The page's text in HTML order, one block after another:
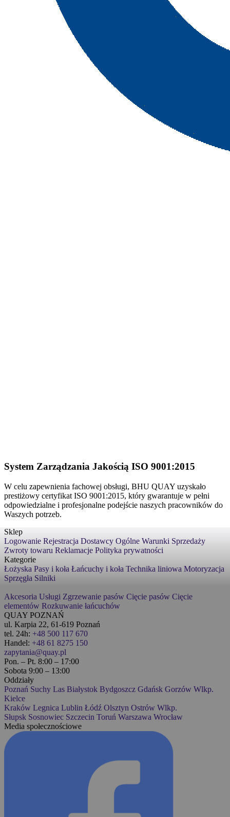
System Zarządzania Jakością ISO 9001:2015
W celu zapewnienia fachowej obsługi, BHU QUAY uzyskało
prestiżowy certyfikat ISO 9001:2015, który gwarantuje w pełni
odpowiedzialne i profesjonalne podejście naszych pracowników do
Waszych potrzeb.
Sklep
Logowanie Rejestracja Dostawcy Ogólne Warunki Sprzedaży
Zwroty towaru Reklamacje Polityka prywatności
Kategorie
Łożyska Pasy i koła Łańcuchy i koła Technika liniowa Motoryzacja
Sprzęgła Silniki
Akcesoria Usługi Zgrzewanie pasów Cięcie pasów Cięcie
elementów Rozkuwanie łańcuchów
QUAY POZNAŃ
ul. Karpia 22, 61-619 Poznań
tel. 24h: +48 500 117 670
Handel: +48 61 8275 150
zapytania@quay.pl
Pon. – Pt. 8:00 – 17:00
Sobota 9:00 – 13:00
Oddziały
Poznań Suchy Las Białystok Bydgoszcz Gdańsk Gorzów Wlkp.
Kielce
Kraków Legnica Lublin Łódź Olsztyn Ostrów Wlkp.
Słupsk Sosnowiec Szczecin Toruń Warszawa Wrocław
Media społecznościowe